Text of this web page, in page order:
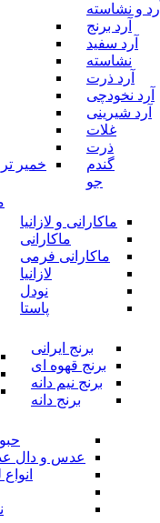
آرد و نشاسته
آرد برنج
آرد سفید
نشاسته
آرد ذرت
آرد نخودچی
آرد شیرینی
غلات
ذرت
گندم
جو
خمیر
ماکارانی و لازانیا
ماکارانی
ماکارانی فرمی
لازانیا
نودل
پاستا
برنج ایرانی
برنج قهوه ای
برنج نیم دانه
برنج دانه
عدس و دال
انواع